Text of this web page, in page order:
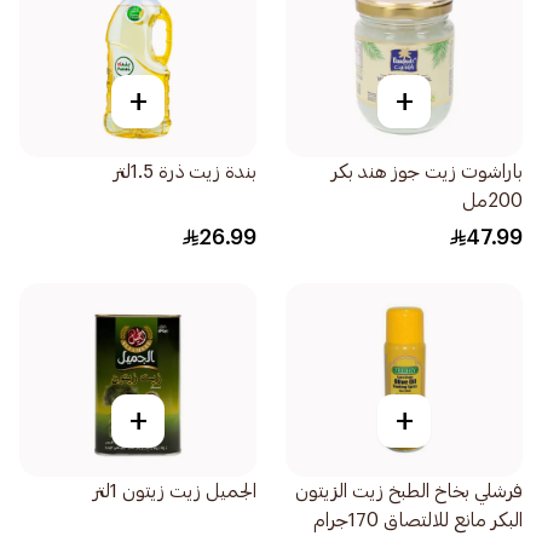
+
باراشوت زيت جوز هند بكر
200مل
47.99
+
بندة زيت ذرة 1.5لتر
26.99
+
فرشلي بخاخ الطبخ زيت الزيتون
البكر مانع للالتصاق 170جرام
+
الجميل زيت زيتون 1لتر